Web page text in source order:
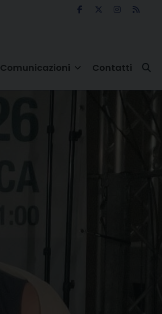
Comunicazioni Contatti